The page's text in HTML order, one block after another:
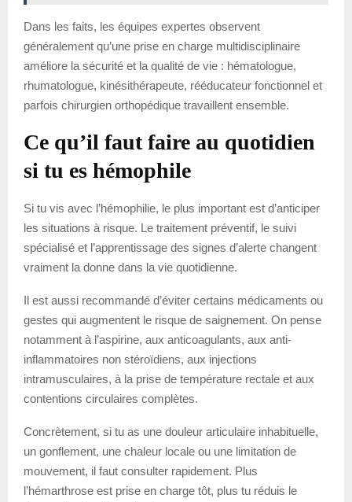
Dans les faits, les équipes expertes observent
généralement qu’une prise en charge multidisciplinaire
améliore la sécurité et la qualité de vie : hématologue,
rhumatologue, kinésithérapeute, rééducateur fonctionnel et
parfois chirurgien orthopédique travaillent ensemble.
Ce qu’il faut faire au quotidien
si tu es hémophile
Si tu vis avec l’hémophilie, le plus important est d’anticiper
les situations à risque. Le traitement préventif, le suivi
spécialisé et l’apprentissage des signes d’alerte changent
vraiment la donne dans la vie quotidienne.
Il est aussi recommandé d’éviter certains médicaments ou
gestes qui augmentent le risque de saignement. On pense
notamment à l’aspirine, aux anticoagulants, aux anti-
inflammatoires non stéroïdiens, aux injections
intramusculaires, à la prise de température rectale et aux
contentions circulaires complètes.
Concrètement, si tu as une douleur articulaire inhabituelle,
un gonflement, une chaleur locale ou une limitation de
mouvement, il faut consulter rapidement. Plus
l’hémarthrose est prise en charge tôt, plus tu réduis le